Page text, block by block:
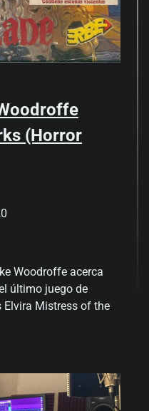
(Horror
Woodroffe acerca
último juego de
Elvira Mistress of the